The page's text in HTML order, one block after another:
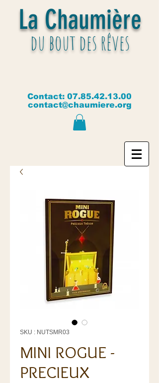
La Chaumière
du bout des rêves
Contact: 07.85.42.13.00
contact@chaumiere.org
SKU : NUTSMR03
MINI ROGUE -
PRECIEUX